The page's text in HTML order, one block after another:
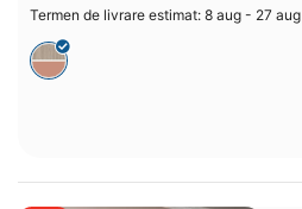
Termen de livrare estimat: 8 aug - 27 aug